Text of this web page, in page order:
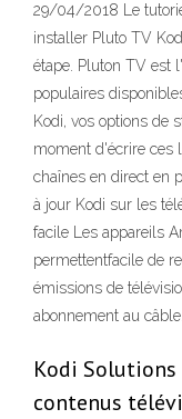
29/04/2018 Le
installer Pluto TV
étape. Pluton TV est
populaires
Kodi, vos options de
moment d'écrire ces
chaînes en direct en
à jour Kodi sur les
facile Les appareils
permettentfacile de
émissions de
abonnement au câble.
Kodi Solutions
contenus